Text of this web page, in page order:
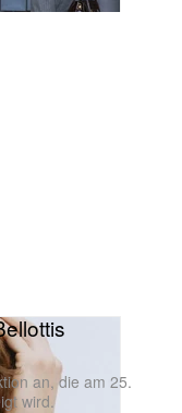
an, die am 25.
wird.